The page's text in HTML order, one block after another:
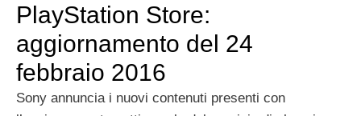
PlayStation Store:
aggiornamento del 24
febbraio 2016
Sony annuncia i nuovi contenuti presenti con